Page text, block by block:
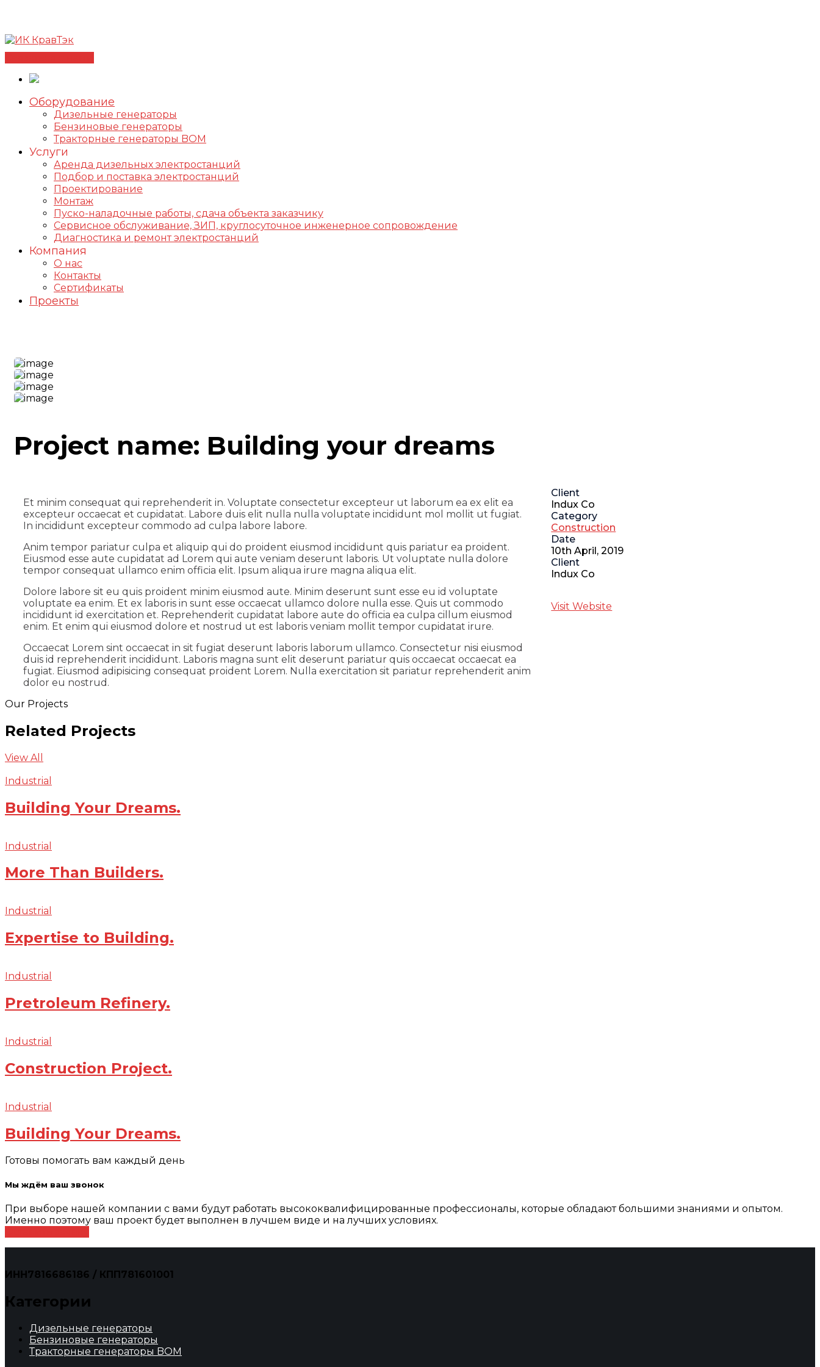
Оборудование
Дизельные генераторы
Бензиновые генераторы
Тракторные генераторы BOM
Услуги
Аренда дизельных электростанций
Подбор и поставка электростанций
Проектирование
Монтаж
Пуско-наладочные работы, сдача объекта заказчику
Сервисное обслуживание, ЗИП, круглосуточное инженерное сопровождение
Диагностика и ремонт электростанций
Компания
О нас
Контакты
Сертификаты
Проекты
Project name: Building your dreams
Et minim consequat qui reprehenderit in. Voluptate consectetur excepteur ut laborum ea ex elit ea
excepteur occaecat et cupidatat. Labore duis elit nulla nulla voluptate incididunt mol mollit ut fugiat.
In incididunt excepteur commodo ad culpa labore labore.
Anim tempor pariatur culpa et aliquip qui do proident eiusmod incididunt quis pariatur ea proident.
Eiusmod esse aute cupidatat ad Lorem qui aute veniam deserunt laboris. Ut voluptate nulla dolore
tempor consequat ullamco enim officia elit. Ipsum aliqua irure magna aliqua elit.
Dolore labore sit eu quis proident minim eiusmod aute. Minim deserunt sunt esse eu id voluptate
voluptate ea enim. Et ex laboris in sunt esse occaecat ullamco dolore nulla esse. Quis ut commodo
incididunt id exercitation et. Reprehenderit cupidatat labore aute do officia ea culpa cillum eiusmod
enim. Et enim qui eiusmod dolore et nostrud ut est laboris veniam mollit tempor cupidatat irure.
Occaecat Lorem sint occaecat in sit fugiat deserunt laboris laborum ullamco. Consectetur nisi eiusmod
duis id reprehenderit incididunt. Laboris magna sunt elit deserunt pariatur quis occaecat occaecat ea
fugiat. Eiusmod adipisicing consequat proident Lorem. Nulla exercitation sit pariatur reprehenderit anim
dolor eu nostrud.
Client
Indux Co
Category
Construction
Date
10th April, 2019
Client
Indux Co
Visit Website
Our Projects
Related Projects
View All
Industrial
Building Your Dreams.
Industrial
More Than Builders.
Industrial
Expertise to Building.
Industrial
Pretroleum Refinery.
Industrial
Construction Project.
Industrial
Building Your Dreams.
Готовы помогать вам каждый день
Мы ждём ваш звонок
При выборе нашей компании с вами будут работать высококвалифицированные профессионалы, которые обладают большими знаниями и опытом.
Именно поэтому ваш проект будет выполнен в лучшем виде и на лучших условиях.
ИНН7816686186 / КПП781601001
Категории
Дизельные генераторы
Бензиновые генераторы
Тракторные генераторы BOM